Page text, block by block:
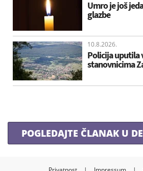
Umro je još
glazbe
10.8.2026.
Policija uputila
stanovnicima
POGLEDAJTE ČLANAK U